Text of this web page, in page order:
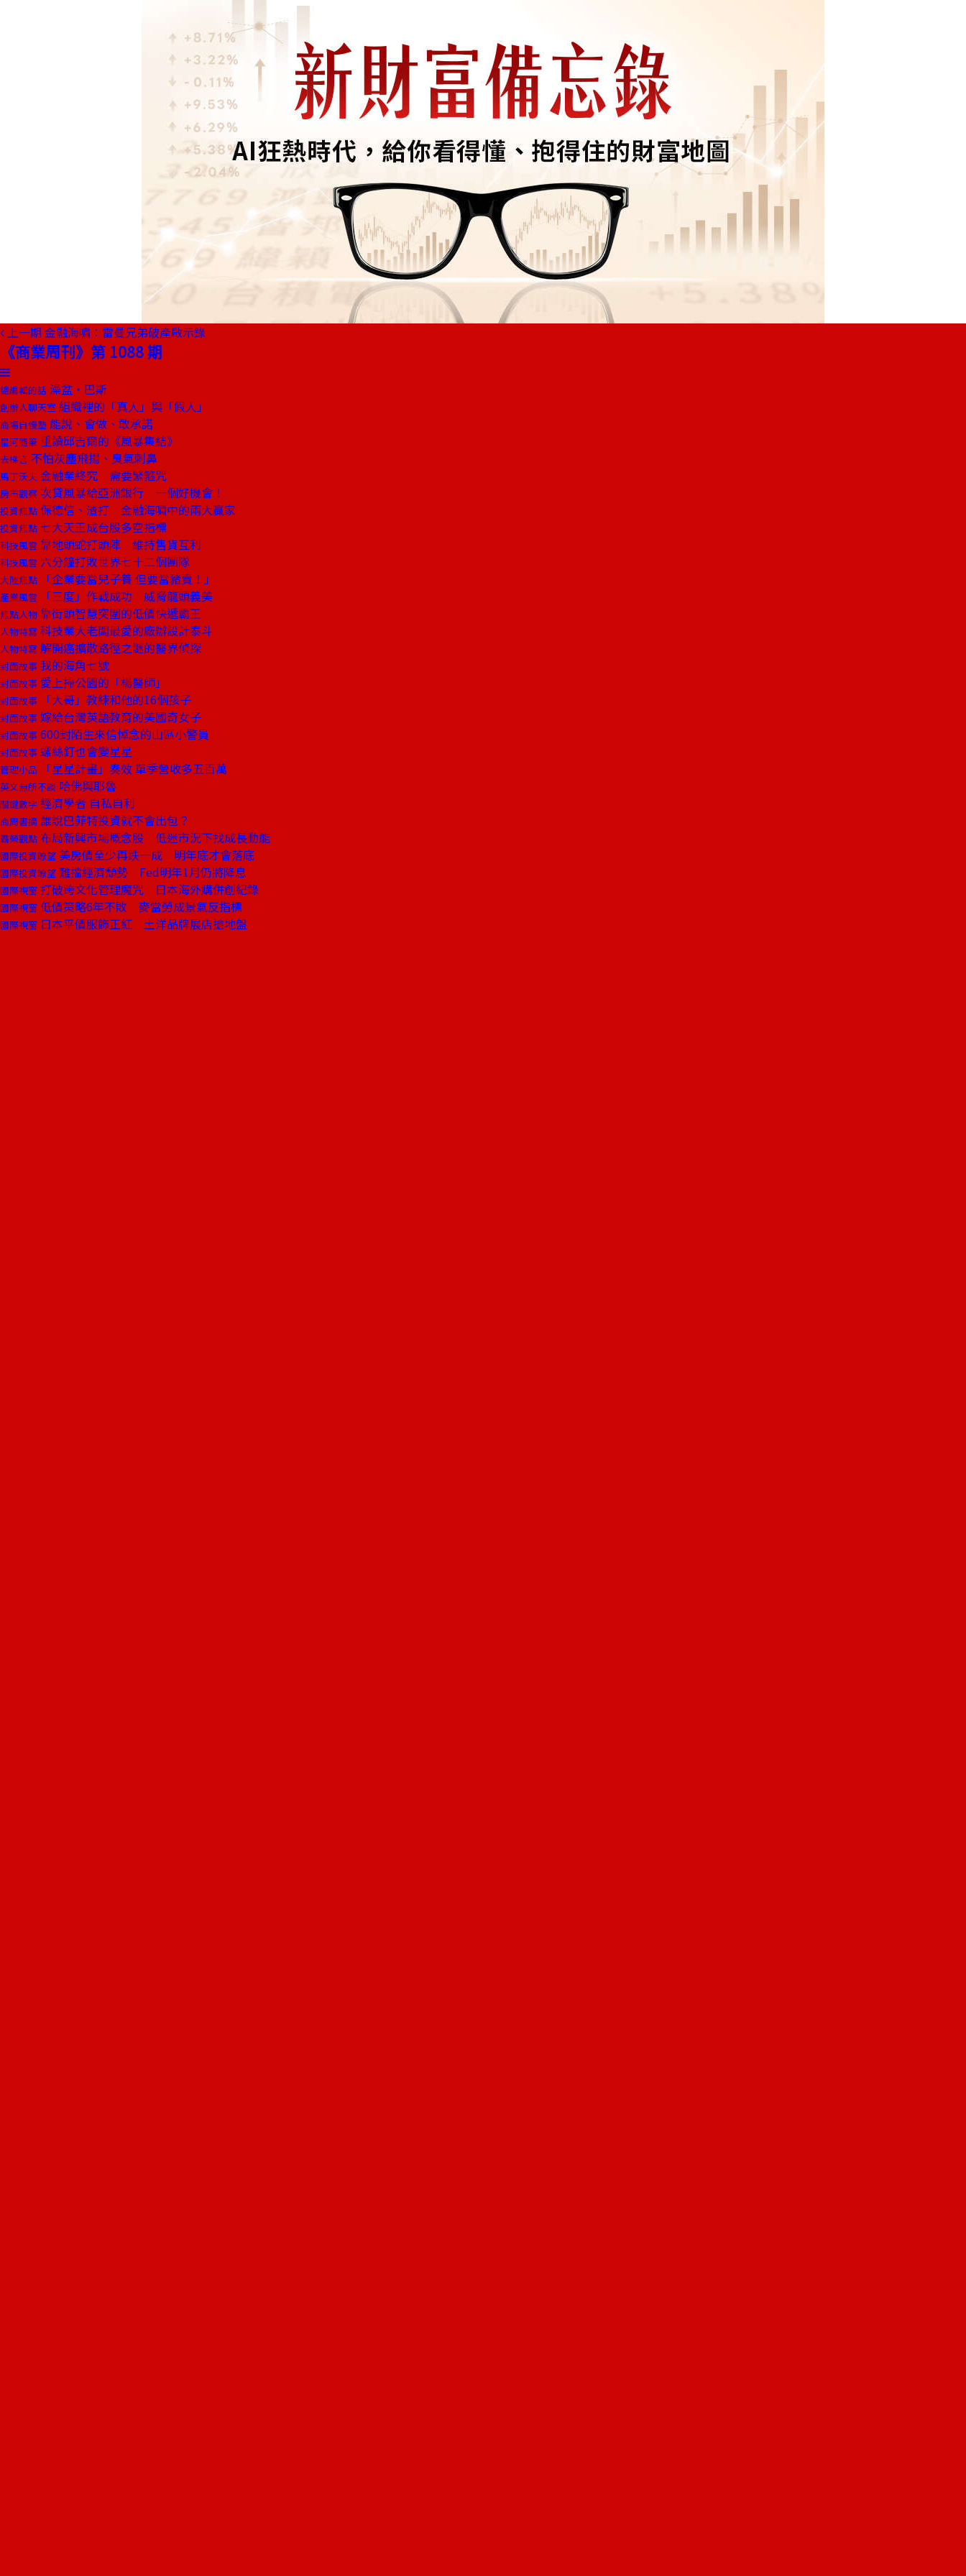
上一期 金融海嘯：雷曼兄弟破產啟示錄
《商業周刊》第 1088 期
總編輯的話 澡盆‧巴斯
創辦人聊天室 組織裡的「真人」與「假人」
商場自慢塾 能說、會做、敢承諾
星河隨筆 重讀邱吉爾的《風暴集結》
去梯言 不怕灰塵飛揚、臭氣刺鼻
馬丁沃夫 金融業終究 需要緊箍咒
房市觀察 次貸風暴給亞洲銀行 一個好機會！
投資焦點 保德信、渣打 金融海嘯中的兩大贏家
投資焦點 七大天王成台股多空指標
科技風雲 靠地頭蛇打頭陣 維持售貨互利
科技風雲 六分鐘打敗世界七十二個團隊
大陸焦點 「企業要當兒子養 但要當豬賣！」
產業風雲 「三度」作戰成功 威脅龍頭義美
焦點人物 靠街頭智慧突圍的低價快遞霸王
人物特寫 科技業大老闆最愛的廠辦設計泰斗
人物特寫 解開癌擴散路徑之謎的醫界偵探
封面故事 我的海角七號
封面故事 愛上掃公園的「楊醫師」
封面故事 「大哥」教練和他的16個孩子
封面故事 嫁給台灣英語教育的美國奇女子
封面故事 600封陌生來信悼念的山區小警員
封面故事 螺絲釘也會變星星
管理小品 「星星計畫」奏效 單季營收多五百萬
英文無所不談 哈佛與耶魯
關鍵數字 經濟學者 自私自利
商周書摘 誰說巴菲特投資就不會出包？
霸榮觀點 布局新興市場概念股 低迷市況下找成長動能
國際投資瞭望 美房價至少再跌一成 明年底才會落底
國際投資瞭望 難擋經濟頹勢 Fed明年1月仍將降息
國際視窗 打破跨文化管理魔咒 日本海外購併創紀錄
國際視窗 低價策略6年不敗 麥當勞成景氣反指標
國際視窗 日本平價服飾正紅 土洋品牌展店搶地盤